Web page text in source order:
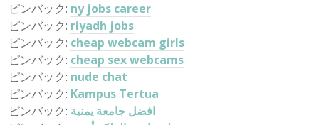
ピンバック: ny jobs career
ピンバック: riyadh jobs
ピンバック: cheap webcam girls
ピンバック: cheap sex webcams
ピンバック: nude chat
ピンバック: Kampus Tertua
ピンバック: افضل جامعة يمنية